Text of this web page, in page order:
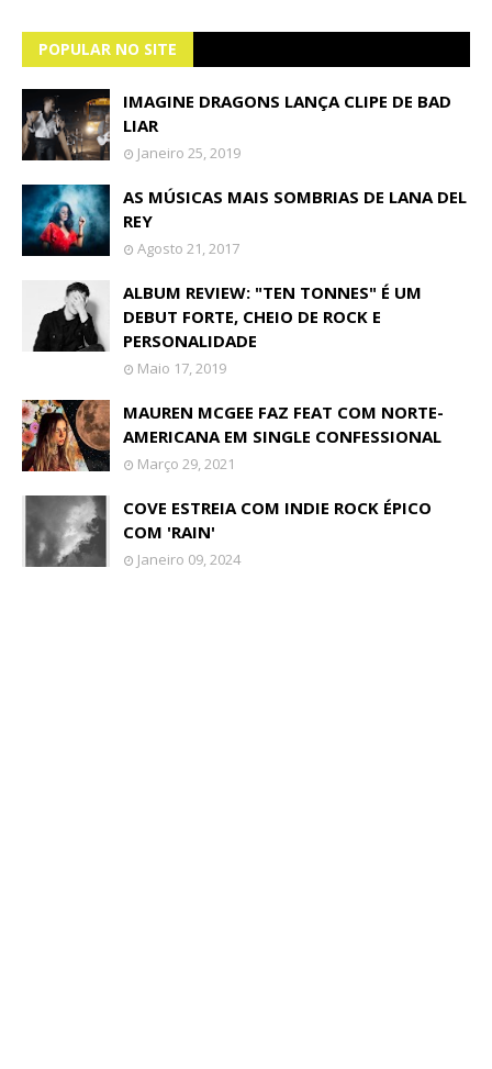
POPULAR NO SITE
IMAGINE DRAGONS LANÇA CLIPE DE BAD
LIAR
Janeiro 25, 2019
AS MÚSICAS MAIS SOMBRIAS DE LANA DEL
REY
Agosto 21, 2017
ALBUM REVIEW: "TEN TONNES" É UM
DEBUT FORTE, CHEIO DE ROCK E
PERSONALIDADE
Maio 17, 2019
MAUREN MCGEE FAZ FEAT COM NORTE-
AMERICANA EM SINGLE CONFESSIONAL
Março 29, 2021
COVE ESTREIA COM INDIE ROCK ÉPICO
COM 'RAIN'
Janeiro 09, 2024